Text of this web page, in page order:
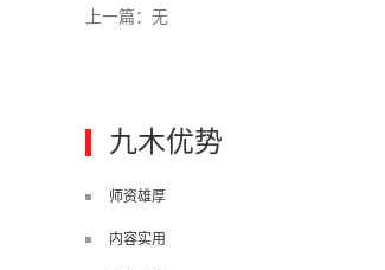
上一篇：无
九木优势
师资雄厚
内容实用